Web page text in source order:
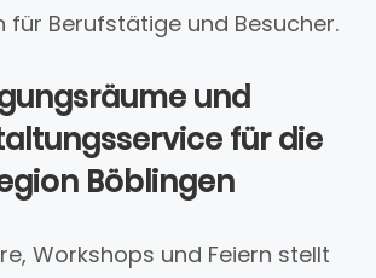
für Berufstätige und Besucher.
und
für die
Böblingen
Workshops und Feiern stellt